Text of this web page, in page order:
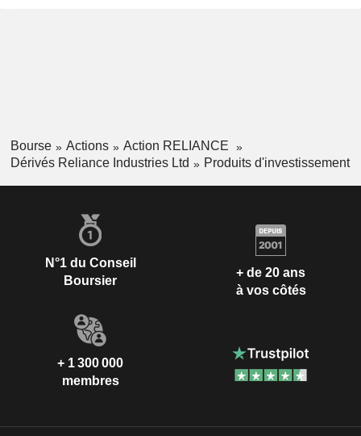
Bourse Actions
Action RELIANCE
Dérivés Reliance Industries Ltd
Produits d'investissement
N°1 du Conseil
Boursier
+ de 20 ans
à vos côtés
+ 1 300 000
membres